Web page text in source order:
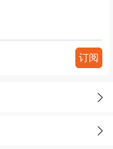
订阅